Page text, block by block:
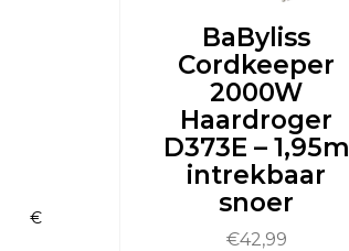
€
BaByliss
Cordkeeper
2000W
Haardroger
D373E – 1,95m
intrekbaar
snoer
€42,99